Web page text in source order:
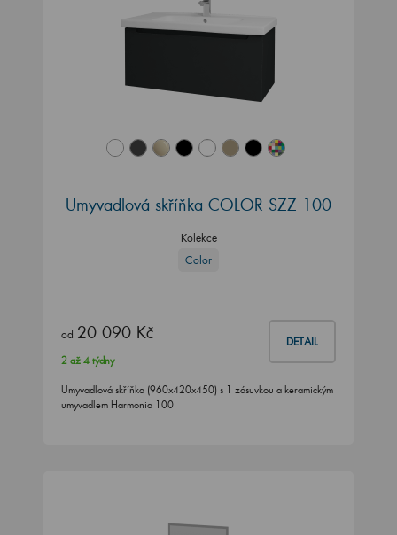
Umyvadlová skříňka COLOR SZZ 100
Kolekce
Color
od 20 090 Kč DETAIL
2 až 4 týdny
Umyvadlová skříňka (960x420x450) s 1 zásuvkou a keramickým
umyvadlem Harmonia 100